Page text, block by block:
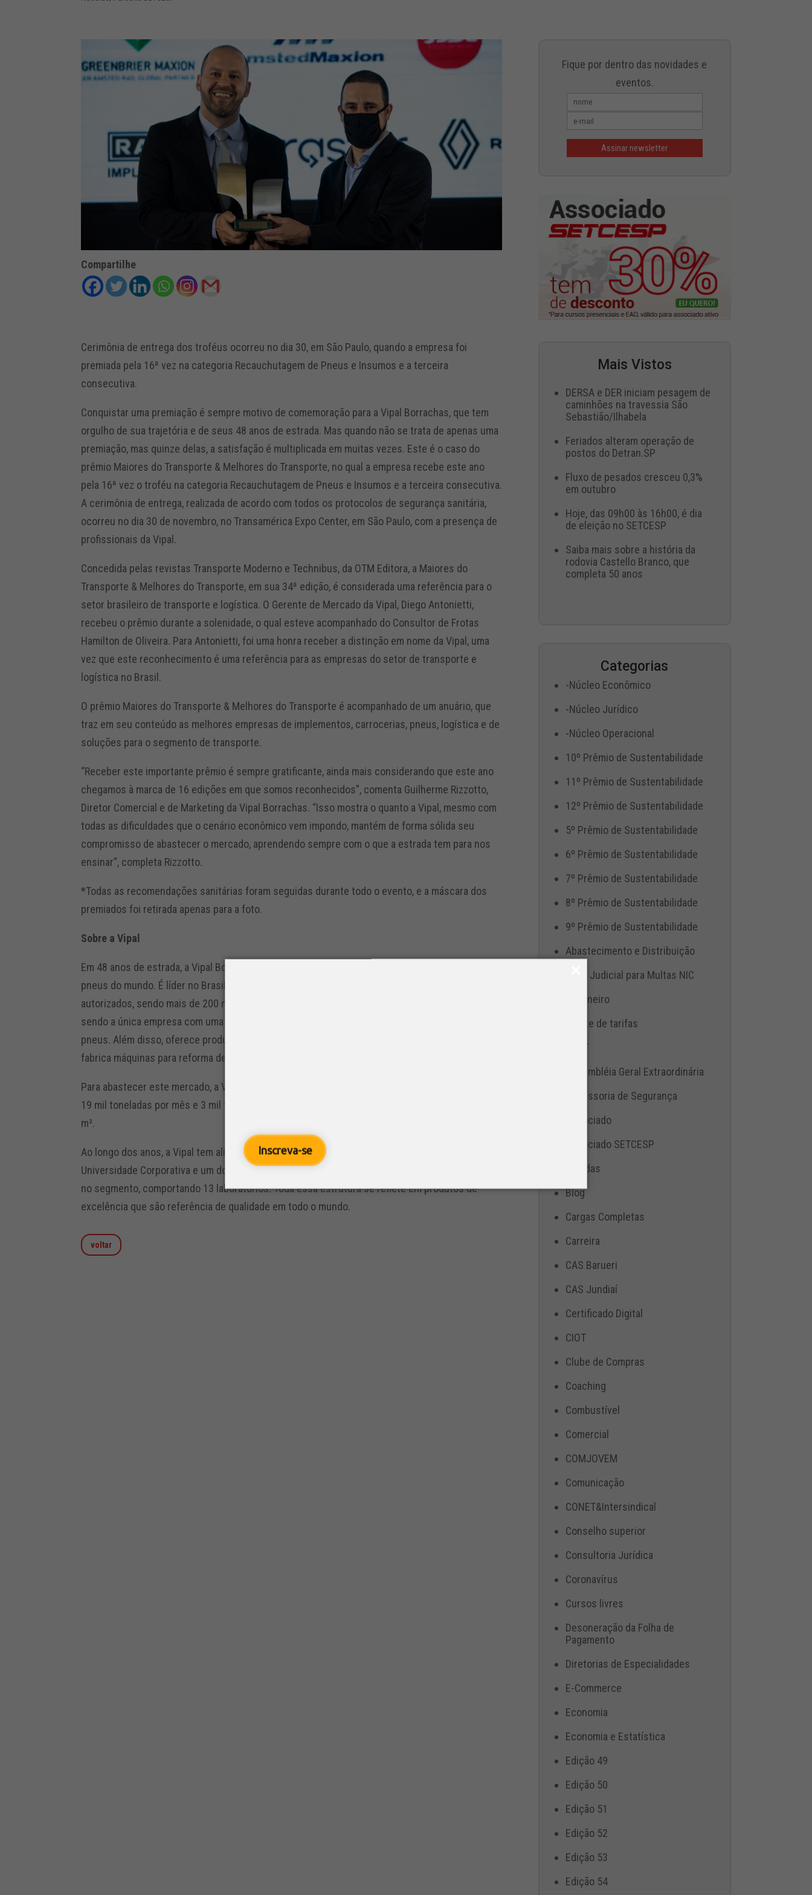
Inscreva-se
Compartilhe
Cerimônia de entrega dos troféus ocorreu no dia 30, em São Paulo, quando a empresa foi
premiada pela 16ª vez na categoria Recauchutagem de Pneus e Insumos e a terceira
consecutiva.
Conquistar uma premiação é sempre motivo de comemoração para a Vipal Borrachas, que tem
orgulho de sua trajetória e de seus 48 anos de estrada. Mas quando não se trata de apenas uma
premiação, mas quinze delas, a satisfação é multiplicada em muitas vezes. Este é o caso do
prêmio Maiores do Transporte & Melhores do Transporte, no qual a empresa recebe este ano
pela 16ª vez o troféu na categoria Recauchutagem de Pneus e Insumos e a terceira consecutiva.
A cerimônia de entrega, realizada de acordo com todos os protocolos de segurança sanitária,
ocorreu no dia 30 de novembro, no Transamérica Expo Center, em São Paulo, com a presença de
profissionais da Vipal.
Concedida pelas revistas Transporte Moderno e Technibus, da OTM Editora, a Maiores do
Transporte & Melhores do Transporte, em sua 34ª edição, é considerada uma referência para o
setor brasileiro de transporte e logística. O Gerente de Mercado da Vipal, Diego Antonietti,
recebeu o prêmio durante a solenidade, o qual esteve acompanhado do Consultor de Frotas
Hamilton de Oliveira. Para Antonietti, foi uma honra receber a distinção em nome da Vipal, uma
vez que este reconhecimento é uma referência para as empresas do setor de transporte e
logística no Brasil.
O prêmio Maiores do Transporte & Melhores do Transporte é acompanhado de um anuário, que
traz em seu conteúdo as melhores empresas de implementos, carrocerias, pneus, logística e de
soluções para o segmento de transporte.
“Receber este importante prêmio é sempre gratificante, ainda mais considerando que este ano
chegamos à marca de 16 edições em que somos reconhecidos”, comenta Guilherme Rizzotto,
Diretor Comercial e de Marketing da Vipal Borrachas. “Isso mostra o quanto a Vipal, mesmo com
todas as dificuldades que o cenário econômico vem impondo, mantém de forma sólida seu
compromisso de abastecer o mercado, aprendendo sempre com o que a estrada tem para nos
ensinar”, completa Rizzotto.
*Todas as recomendações sanitárias foram seguidas durante todo o evento, e a máscara dos
premiados foi retirada apenas para a foto.
Sobre a Vipal
Em 48 anos de estrada, a Vipal Borrachas se tornou uma das maiores empresas de reforma de
pneus do mundo. É líder no Brasil e na América Latina, com cerca de 300 reformadores
autorizados, sendo mais de 200 no Brasil. Tornou-se uma especialista na indústria da borracha,
sendo a única empresa com uma linha completa de reforma e reparos para todos os tipos de
pneus. Além disso, oferece produtos para indústria, pneus de moto e câmaras de ar e ainda
fabrica máquinas para reforma de pneus carga e agro.
Para abastecer este mercado, a Vipal conta com 4 fábricas com capacidade instalada superior a
19 mil toneladas por mês e 3 mil funcionários que usufruem de uma estrutura física de 183 mil
m².
Ao longo dos anos, a Vipal tem aliado experiência a conhecimento técnico. Possui uma
Universidade Corporativa e um dos mais robustos Centros de Pesquisa e Tecnologia do mundo
no segmento, comportando 13 laboratórios. Toda essa estrutura se reflete em produtos de
excelência que são referência de qualidade em todo o mundo.
voltar
Fique por dentro das novidades e
eventos.
Mais Vistos
DERSA e DER iniciam pesagem de
caminhões na travessia São
Sebastião/Ilhabela
Feriados alteram operação de
postos do Detran.SP
Fluxo de pesados cresceu 0,3%
em outubro
Hoje, das 09h00 às 16h00, é dia
de eleição no SETCESP
Saiba mais sobre a história da
rodovia Castello Branco, que
completa 50 anos
Categorias
-Núcleo Econômico
-Núcleo Jurídico
-Núcleo Operacional
10º Prêmio de Sustentabilidade
11º Prêmio de Sustentabilidade
12º Prêmio de Sustentabilidade
5º Prêmio de Sustentabilidade
6º Prêmio de Sustentabilidade
7º Prêmio de Sustentabilidade
8º Prêmio de Sustentabilidade
9º Prêmio de Sustentabilidade
Abastecimento e Distribuição
Ação Judicial para Multas NIC
Aduaneiro
Ajuste de tarifas
ANTT
Assembléia Geral Extraordinária
Assessoria de Segurança
Associado
Associado SETCESP
Bebidas
Blog
Cargas Completas
Carreira
CAS Barueri
CAS Jundiaí
Certificado Digital
CIOT
Clube de Compras
Coaching
Combustível
Comercial
COMJOVEM
Comunicação
CONET&Intersindical
Conselho superior
Consultoria Jurídica
Coronavírus
Cursos livres
Desoneração da Folha de
Pagamento
Diretorias de Especialidades
E-Commerce
Economia
Economia e Estatística
Edição 49
Edição 50
Edição 51
Edição 52
Edição 53
Edição 54